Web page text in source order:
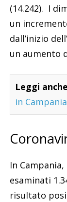
(14.242). I
un
dall’inizio
un aumento
Leggi
in Campania
In
esaminati
risultato